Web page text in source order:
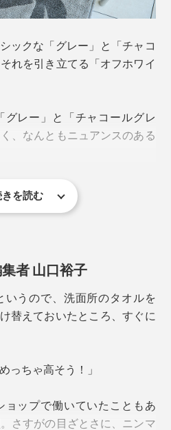
ートの額縁をイメージしたも
ことで、糸に負担をかけず、
分かりますが、すべてのパイ
イスタオル」の洗濯５回後
プしています。
立たせるのが「シャトル織
で、高速機では創り得ない風
算で、『SHUTTLE1963』
。
ているのが、今治ならではの
し・染色を行う「後晒し・後
タオルは糸の段階で晒し染め
わらかいタオルに仕上げるこ
ックな「グレー」と「チャコ
れを引き立てる「オフホワイ
レー」と「チャコールグレ
、なんともニュアンスのある
糸」を撚り合わせることで、
きを読む
集者 山口裕子
いうので、洗面所のタオルを
替えておいたところ、すぐに
っちゃ高そう！」
ップで働いていたこともあ
さすがの目ざとさに、ニンマ